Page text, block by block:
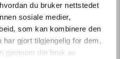
du bruker nettstedet
sosiale medier,
som kan kombinere den
har gjort tilgjengelig for dem,
gjennom din bruk av
MERE